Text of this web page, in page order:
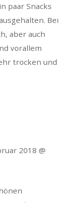
paar Snacks
Bei
aber auch
vorallem
trocken und
2018 @